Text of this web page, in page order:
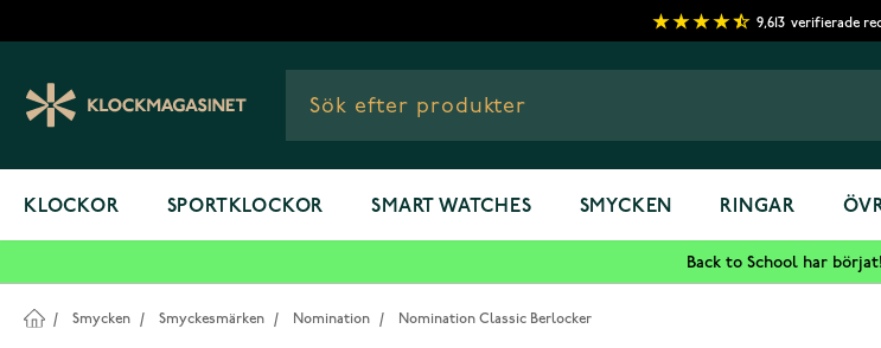
9,613 verifierade
KLOCKOR SPORTKLOCKOR SMART WATCHES SMYCKEN RINGAR
Back to School har
/ Smycken / Smyckesmärken / Nomination / Nomination Classic Berlocker